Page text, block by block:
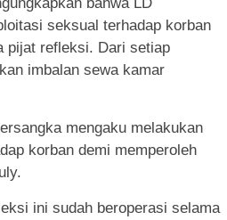
seksual terhadap korban
pijat refleksi. Dari setiap
imbalan sewa kamar
mengaku melakukan
korban demi memperoleh
ini sudah beroperasi selama